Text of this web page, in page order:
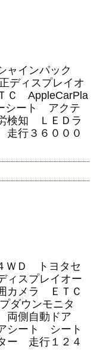
ャインパック
ィスプレイオ
Ｃ AppleCarPla
シート アクテ
検知 ＬＥＤラ
行３６０００
Ｄ トヨタセ
ィスプレイオー
カメラ ＥＴＣ
ダウンモニタ
両側自動ドア
シート シート
ー 走行１２４